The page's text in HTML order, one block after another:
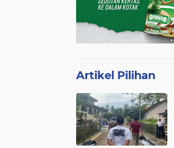
Artikel Pilihan